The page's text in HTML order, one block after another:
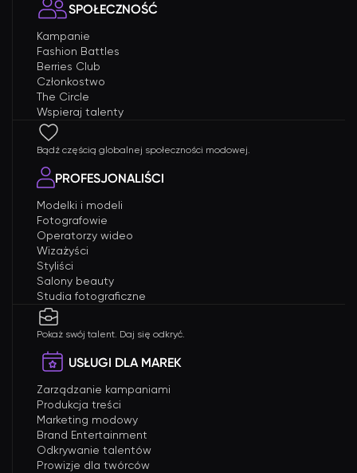
SPOŁECZNOŚĆ
Kampanie
Fashion Battles
Berries Club
Członkostwo
The Circle
Wspieraj talenty
Bądź częścią globalnej społeczności modowej.
PROFESJONALIŚCI
Modelki i modeli
Fotografowie
Operatorzy wideo
Wizażyści
Styliści
Salony beauty
Studia fotograficzne
Pokaż swój talent. Daj się odkryć.
USŁUGI DLA MAREK
Zarządzanie kampaniami
Produkcja treści
Marketing modowy
Brand Entertainment
Odkrywanie talentów
Prowizje dla twórców